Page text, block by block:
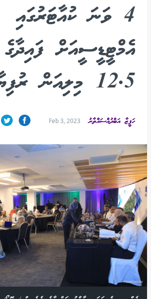
4 ވަނަ ކުއާޓަރުގައި
އެމްޓީޑީސީއަށް
12.5 މިލިއަން ރުފިޔާ
ހަފީޒާ އަބްދުއްސައްތާރު Feb 3, 2023